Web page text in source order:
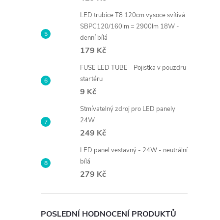
LED trubice T8 120cm vysoce svítivá
SBPC120/160lm = 2900lm 18W -
denní bílá
179 Kč
FUSE LED TUBE - Pojistka v pouzdru
startéru
9 Kč
Stmívatelný zdroj pro LED panely
24W
249 Kč
LED panel vestavný - 24W - neutrální
bílá
279 Kč
POSLEDNÍ HODNOCENÍ PRODUKTŮ